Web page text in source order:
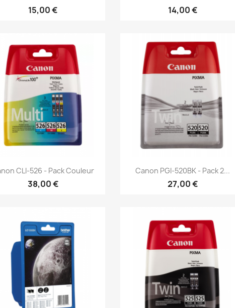
15,00 € 14,00 €
Aperçu rapide
CLI-526 - Pack Couleur
38,00 €
 Aperçu rapide
Canon PGI-520BK - Pack 2...
27,00 €